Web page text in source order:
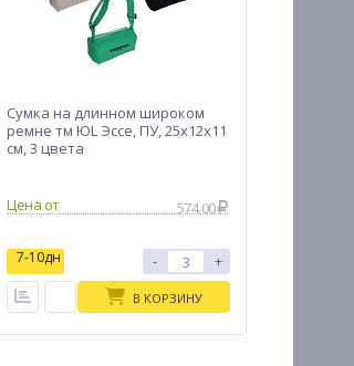
Сумка на длинном широком
ремне тм ЮL Эссе, ПУ, 25х12х11
см, 3 цвета
Цена от 574.00
7-10дн - +
В КОРЗИНУ